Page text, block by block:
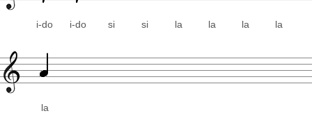
i-do i-do si si la la la la
la